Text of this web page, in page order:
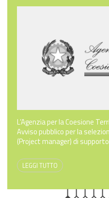
L’Agenzia per la Coesione
Avviso pubblico per la
(Project manager) di
LEGGI TUTTO